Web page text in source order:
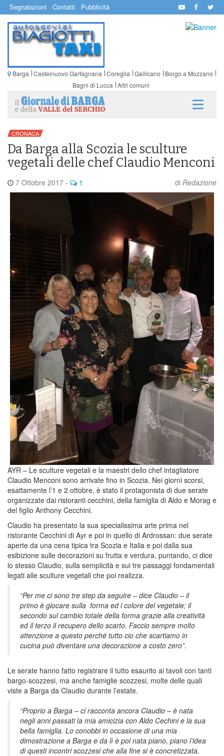
Segnalazioni Contatti Pubblicità
Barga Castelnuovo Garfagnana Coreglia Gallicano
Borgo a Mozzano
Bagni di Lucca Altri comuni
CRONACA
Da Barga alla Scozia le sculture
vegetali delle chef Claudio Menconi
7 Ottobre 2017 - 1 di Redazione
AYR – Le sculture vegetali e la maestri dello chef intagliatore
Claudio Menconi sono arrivate fino in Scozia. Nei giorni scorsi,
esattamente l’1 e 2 ottobre, è stato il protagonista di due serate
organizzate dai ristoranti cecchini, della famiglia di Aldo e Morag e
del figlio Anthony Cecchini.
Claudio ha presentato la sua specialissima arte prima nel
ristorante Cecchini di Ayr e poi in quello di Ardrossan: due serate
aperte da una cena tipica tra Scozia e Italia e poi dalla sua
esibizione sulle decorazioni su frutta e verdura, puntando, ci dice
lo stesso Claudio, sulla semplicità e sui tre passaggi fondamentali
legati alle sculture vegetali che poi realizza.
“Per me ci sono tre step da seguire – dice Claudio – il
primo è giocare sulla forma ed i colore del vegetale; il
secondo sul cambio totale della forma grazie alla creatività
ed il terzo il recupero dello scarto. Faccio sempre molto
attenzione a questo perché tutto cio che scartiamo in
cucina può diventare una decorazione a costo zero”.
Le serate hanno fatto registrare il tutto esaurito ai tavoli con tanti
bargo-scozzesi, ma anche famiglie scozzesi, molte delle quali
viste a Barga da Claudio durante l’estate.
“Proprio a Barga – ci racconta ancora Claudio – è nata
negli anni passati la mia amicizia con Aldo Cechini e la sua
bella famiglia. Lo conobbi in occasione di una mia
dimostrazione a Barga e da lì è poi nata piano, piano l’idea
di questi incontri scozzesi che alla fine si è concretizzata.